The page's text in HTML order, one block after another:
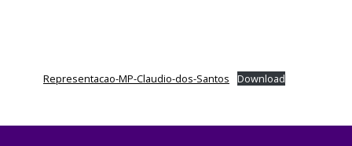
Representacao-MP-Claudio-dos-Santos Download